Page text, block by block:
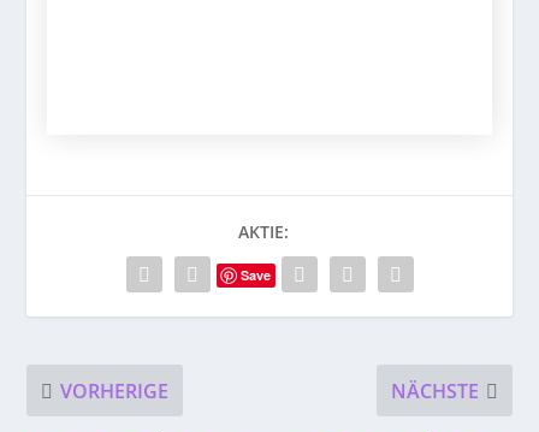
AKTIE:
Save
VORHERIGE NÄCHSTE